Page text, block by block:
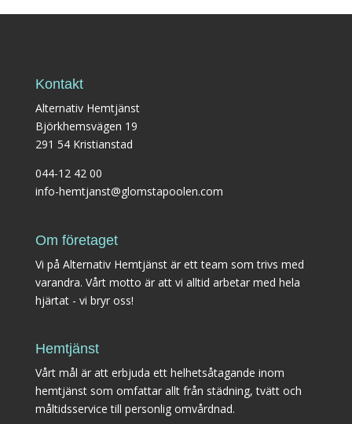
Kontakt
Alternativ Hemtjänst
Björkhemsvägen 19
291 54 Kristianstad
044-12 42 00
info-hemtjanst@glomstapoolen.com
Om företaget
Vi på Alternativ Hemtjänst är ett team som trivs med
varandra. Vårt motto är att vi alltid arbetar med hela
hjärtat - vi bryr oss!
Hemtjänst
Vårt mål är att erbjuda ett helhetsåtagande inom
hemtjänst som omfattar allt från städning, tvätt och
måltidsservice till personlig omvårdnad.